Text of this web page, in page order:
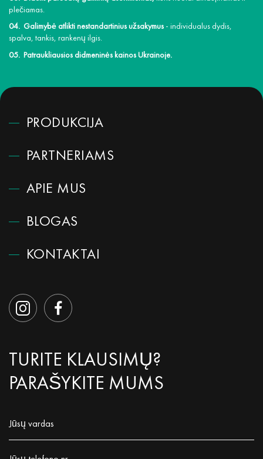
plečiamas.
Galimybė atlikti nestandartinius užsakymus- individualus dydis,
spalva, tankis, rankenų ilgis.
Patraukliausios didmeninės kainos Ukrainoje.
PRODUKCIJA
PARTNERIAMS
APIE MUS
BLOGAS
KONTAKTAI
TURITE KLAUSIMŲ?
PARAŠYKITE MUMS
Jūsų vardas